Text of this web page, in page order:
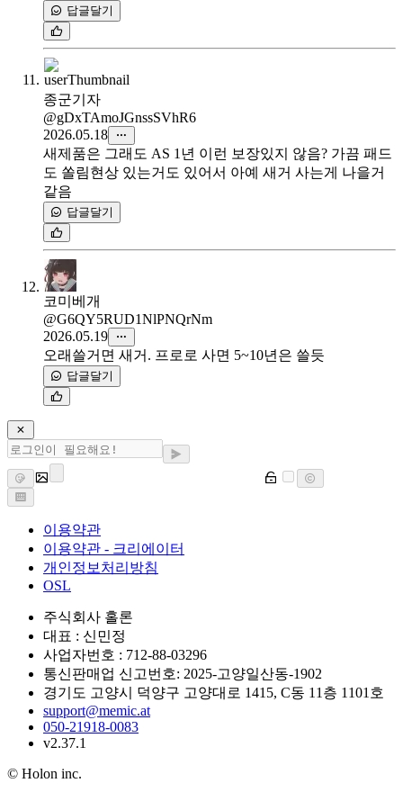
답글달기
종군기자
@gDxTAmoJGnssSVhR6
2026.05.18
새제품은 그래도 AS 1년 이런 보장있지 않음? 가끔 패드
도 쏠림현상 있는거도 있어서 아예 새거 사는게 나을거
같음
답글달기
코미베개
@G6QY5RUD1NlPNQrNm
2026.05.19
오래쓸거면 새거. 프로로 사면 5~10년은 쓸듯
답글달기
이용약관
이용약관 - 크리에이터
개인정보처리방침
OSL
주식회사 홀론
대표 : 신민정
사업자번호 : 712-88-03296
통신판매업 신고번호: 2025-고양일산동-1902
경기도 고양시 덕양구 고양대로 1415, C동 11층 1101호
support@memic.at
050-21918-0083
v2.37.1
© Holon inc.